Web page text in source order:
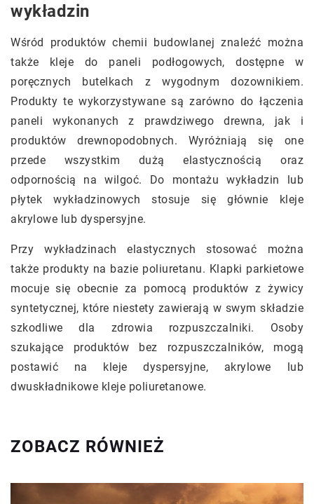
wykładzin
Wśród produktów chemii budowlanej znaleźć można
także kleje do paneli podłogowych, dostępne w
poręcznych butelkach z wygodnym dozownikiem.
Produkty te wykorzystywane są zarówno do łączenia
paneli wykonanych z prawdziwego drewna, jak i
produktów drewnopodobnych. Wyróżniają się one
przede wszystkim dużą elastycznością oraz
odpornością na wilgoć. Do montażu wykładzin lub
płytek wykładzinowych stosuje się głównie kleje
akrylowe lub dyspersyjne.
Przy wykładzinach elastycznych stosować można
także produkty na bazie poliuretanu. Klapki parkietowe
mocuje się obecnie za pomocą produktów z żywicy
syntetycznej, które niestety zawierają w swym składzie
szkodliwe dla zdrowia rozpuszczalniki. Osoby
szukające produktów bez rozpuszczalników, mogą
postawić na kleje dyspersyjne, akrylowe lub
dwuskładnikowe kleje poliuretanowe.
ZOBACZ RÓWNIEŻ